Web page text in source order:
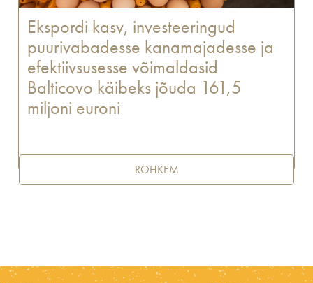
Ekspordi kasv, investeeringud
puurivabadesse kanamajadesse ja
efektiivsusesse võimaldasid
Balticovo käibeks jõuda 161,5
miljoni euroni
ROHKEM